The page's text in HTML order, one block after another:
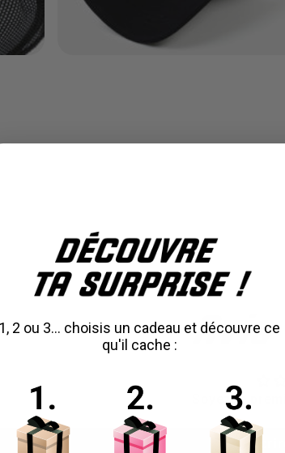
Avis
Soyez le
1, 2 ou 3... choisis un cadeau et découvre ce
qu'il cache :